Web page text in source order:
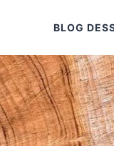
BLOG